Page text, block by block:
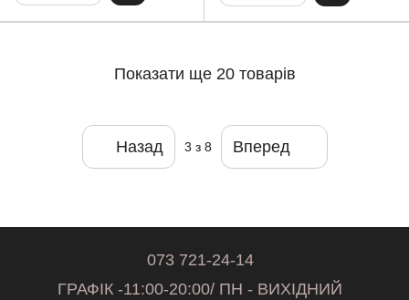
Показати ще 20 товарів
Назад 3 з 8 Вперед
073 721-24-14
ГРАФІК -11:00-20:00/ ПН - ВИХІДНИЙ